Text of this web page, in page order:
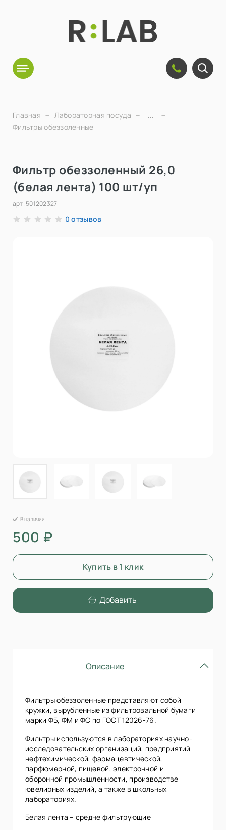
Главная Лабораторная посуда
...
Фильтры обеззоленные
Фильтр обеззоленный 26,0
(белая лента) 100 шт/уп
арт. 501202327
0 отзывов
В наличии
500 ₽
Купить в 1 клик
Добавить
Описание
Фильтры обеззоленные представляют собой
кружки, вырубленные из фильтровальной бумаги
марки ФБ, ФМ и ФС по ГОСТ 12026-76.
Фильтры используются в лабораториях научно-
исследовательских организаций, предприятий
нефтехимической, фармацевтической,
парфюмерной, пищевой, электронной и
оборонной промышленности, производстве
ювелирных изделий, а также в школьных
лабораториях.
Белая лента – средне фильтрующие